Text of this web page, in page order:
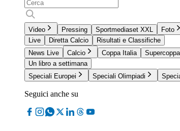
Video Pressing Sportmediaset XXL
Foto
Live
Diretta Calcio
Risultati e Classifiche
News Live
Calcio Coppa Italia
Un libro a settimana
Speciali Europei
Speciali Olimpiadi
Seguici anche su